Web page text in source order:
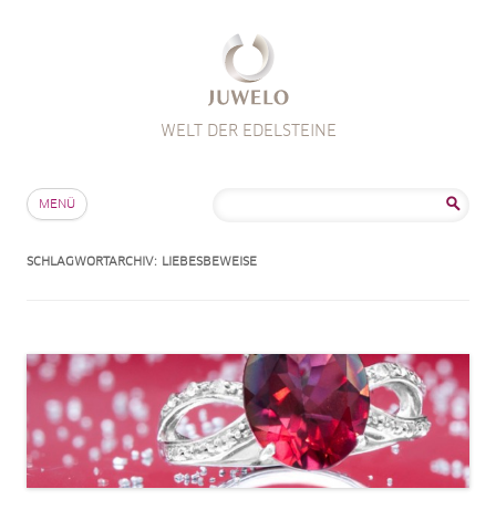
WELT DER EDELSTEINE
MENÜ
SCHLAGWORTARCHIV: LIEBESBEWEISE